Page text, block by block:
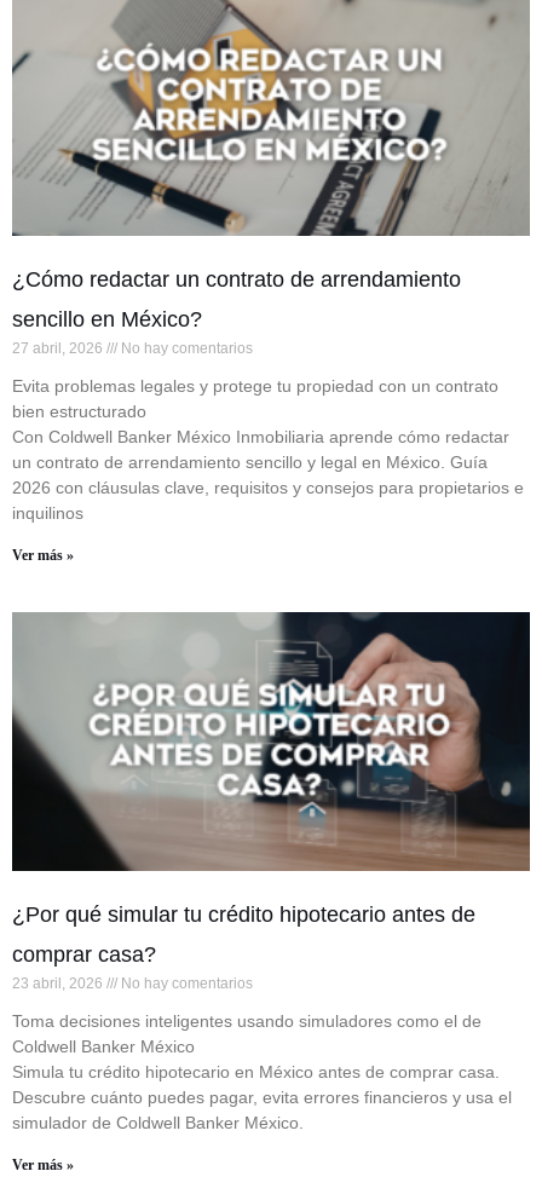
¿Cómo redactar un contrato de arrendamiento
sencillo en México?
27 abril, 2026 No hay comentarios
Evita problemas legales y protege tu propiedad con un contrato
bien estructurado
Con Coldwell Banker México Inmobiliaria aprende cómo redactar
un contrato de arrendamiento sencillo y legal en México. Guía
2026 con cláusulas clave, requisitos y consejos para propietarios e
inquilinos
Ver más »
¿Por qué simular tu crédito hipotecario antes de
comprar casa?
23 abril, 2026 No hay comentarios
Toma decisiones inteligentes usando simuladores como el de
Coldwell Banker México
Simula tu crédito hipotecario en México antes de comprar casa.
Descubre cuánto puedes pagar, evita errores financieros y usa el
simulador de Coldwell Banker México.
Ver más »